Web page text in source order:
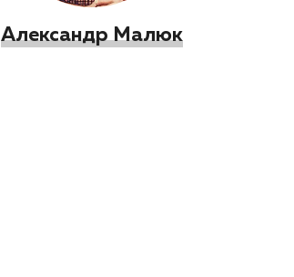
Александр Малюк